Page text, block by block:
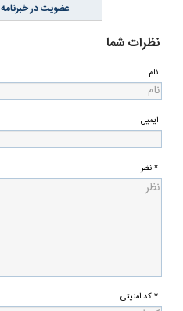
عضویت در خبرنامه
نظرات شما
نام
ایمیل
* نظر
* کد امنیتی